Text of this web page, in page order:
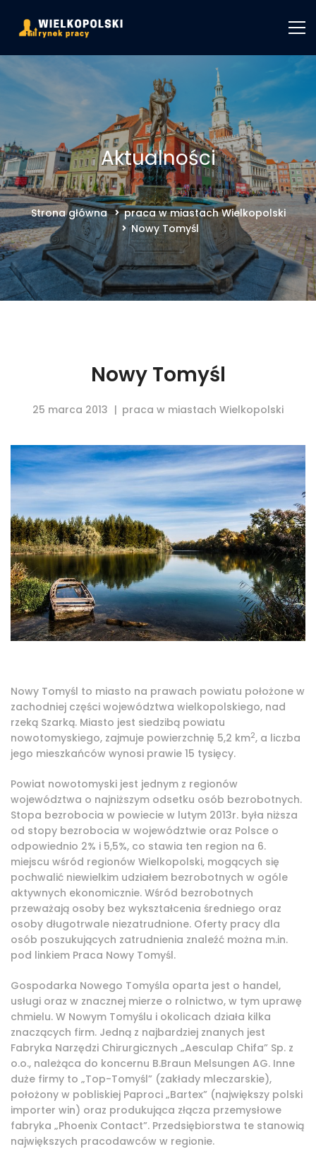
Aktualności
Strona główna
praca w miastach Wielkopolski
Nowy Tomyśl
Nowy Tomyśl
25 marca 2013 praca w miastach Wielkopolski
Nowy Tomyśl to miasto na prawach powiatu położone w
zachodniej części województwa wielkopolskiego, nad
rzeką Szarką. Miasto jest siedzibą powiatu
nowotomyskiego, zajmuje powierzchnię 5,2 km2, a liczba
jego mieszkańców wynosi prawie 15 tysięcy.
Powiat nowotomyski jest jednym z regionów
województwa o najniższym odsetku osób bezrobotnych.
Stopa bezrobocia w powiecie w lutym 2013r. była niższa
od stopy bezrobocia w województwie oraz Polsce o
odpowiednio 2% i 5,5%, co stawia ten region na 6.
miejscu wśród regionów Wielkopolski, mogących się
pochwalić niewielkim udziałem bezrobotnych w ogóle
aktywnych ekonomicznie. Wśród bezrobotnych
przeważają osoby bez wykształcenia średniego oraz
osoby długotrwale niezatrudnione. Oferty pracy dla
osób poszukujących zatrudnienia znaleźć można m.in.
pod linkiem Praca Nowy Tomyśl.
Gospodarka Nowego Tomyśla oparta jest o handel,
usługi oraz w znacznej mierze o rolnictwo, w tym uprawę
chmielu. W Nowym Tomyślu i okolicach działa kilka
znaczących firm. Jedną z najbardziej znanych jest
Fabryka Narzędzi Chirurgicznych „Aesculap Chifa” Sp. z
o.o., należąca do koncernu B.Braun Melsungen AG. Inne
duże firmy to „Top-Tomyśl” (zakłady mleczarskie),
położony w pobliskiej Paproci „Bartex” (największy polski
importer win) oraz produkująca złącza przemysłowe
fabryka „Phoenix Contact”. Przedsiębiorstwa te stanowią
największych pracodawców w regionie.